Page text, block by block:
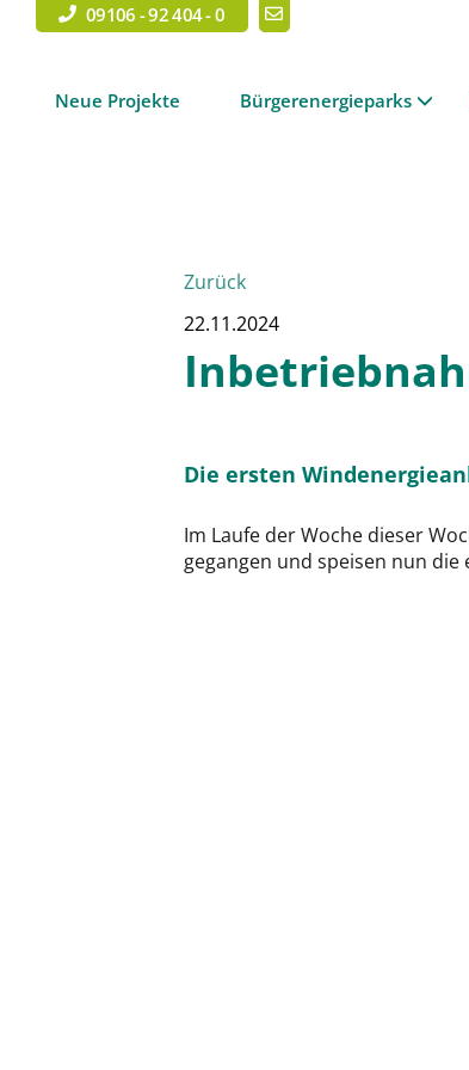
09106 - 92 404 - 0
Neue Projekte Bürgerenergieparks
Zurück
22.11.2024
Die ersten
Im Laufe der Woche dieser
gegangen und speisen nun